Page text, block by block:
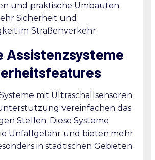
und praktische Umbauten
Sicherheit und
im Straßenverkehr.
Assistenzsysteme
mit Ultraschallsensoren
vereinfachen das
Stellen. Diese Systeme
Unfallgefahr und bieten mehr
in städtischen Gebieten.